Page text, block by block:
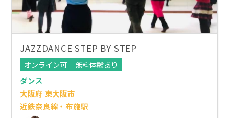
JAZZDANCE STEP BY STEP
オンライン可
無料体験あり
ダンス
大阪府 東大阪市
近鉄奈良線・布施駅